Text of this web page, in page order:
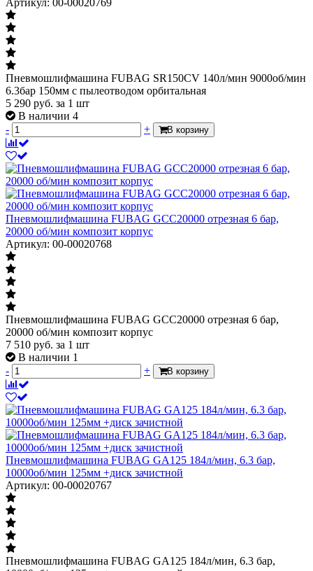
Артикул: 00-00020769
Пневмошлифмашина FUBAG SR150CV 140л/мин 9000об/мин
6.3бар 150мм c пылеотводом орбитальная
5 290 руб. за 1 шт
В наличии 4
-
+ В корзину
Пневмошлифмашина FUBAG GCC20000 отрезная 6 бар,
20000 об/мин композит корпус
Артикул: 00-00020768
Пневмошлифмашина FUBAG GCC20000 отрезная 6 бар,
20000 об/мин композит корпус
7 510 руб. за 1 шт
В наличии 1
-
+ В корзину
Пневмошлифмашина FUBAG GA125 184л/мин, 6.3 бар,
10000об/мин 125мм +диск зачистной
Артикул: 00-00020767
Пневмошлифмашина FUBAG GA125 184л/мин, 6.3 бар,